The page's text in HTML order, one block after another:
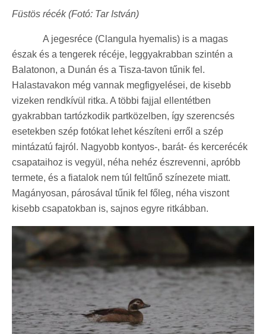
Füstös récék (Fotó: Tar István)
A jegesréce (Clangula hyemalis) is a magas
észak és a tengerek récéje, leggyakrabban szintén a
Balatonon, a Dunán és a Tisza-tavon tűnik fel.
Halastavakon még vannak megfigyelései, de kisebb
vizeken rendkívül ritka. A többi fajjal ellentétben
gyakrabban tartózkodik partközelben, így szerencsés
esetekben szép fotókat lehet készíteni erről a szép
mintázatú fajról. Nagyobb kontyos-, barát- és kercerécék
csapataihoz is vegyül, néha nehéz észrevenni, apróbb
termete, és a fiatalok nem túl feltűnő színezete miatt.
Magányosan, párosával tűnik fel főleg, néha viszont
kisebb csapatokban is, sajnos egyre ritkábban.